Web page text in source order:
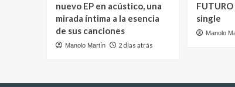
nuevo EP en acústico, una
mirada íntima a la esencia
de sus canciones
Manolo Martín 2 días atrás
FUTURO
single
Manolo